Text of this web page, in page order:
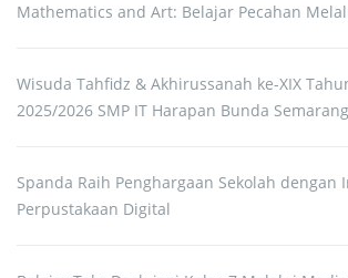
Mathematics and Art: Belajar Pecahan
Wisuda Tahfidz & Akhirussanah ke-XIX
2025/2026 SMP IT Harapan Bunda Semarang
Spanda Raih Penghargaan Sekolah dengan
Perpustakaan Digital